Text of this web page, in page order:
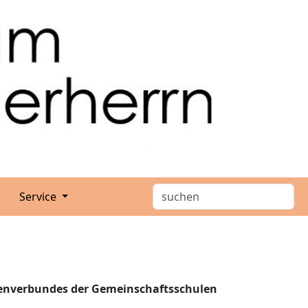
Service
der Gemeinschaftsschulen